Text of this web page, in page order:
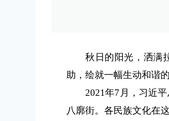
秋日的阳光，洒满
助，绘就一幅生动和谐
2021年7月，习近
八廓街。各民族文化在